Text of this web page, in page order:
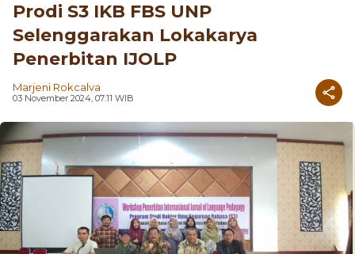
Prodi S3 IKB FBS UNP
Selenggarakan Lokakarya
Penerbitan IJOLP
Marjeni Rokcalva
03 November 2024, 07:11 WIB